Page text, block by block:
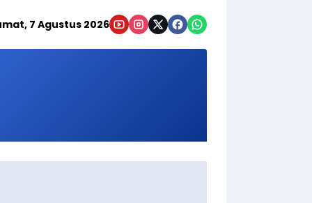
7 Agustus 2026